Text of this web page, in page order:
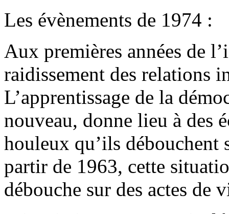
Les évènements de 1974 :
Aux premières années de
raidissement des relations
L’apprentissage de la
nouveau, donne lieu à des
houleux qu’ils
partir de 1963, cette
débouche sur des actes de